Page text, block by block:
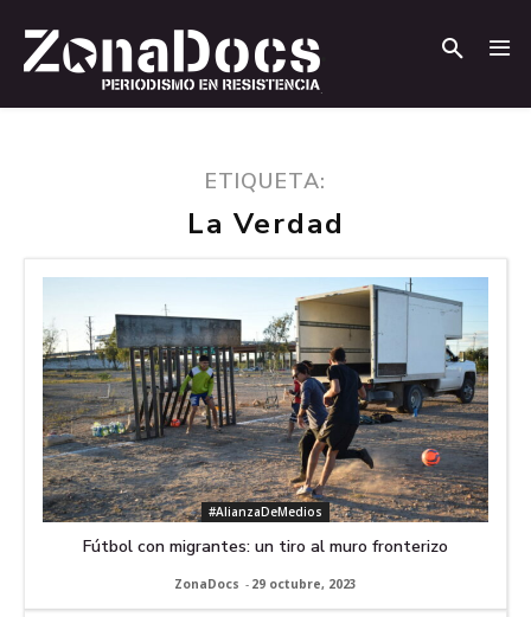
ETIQUETA:
La Verdad
#AlianzaDeMedios
Fútbol con migrantes: un tiro al muro fronterizo
ZonaDocs - 29 octubre, 2023